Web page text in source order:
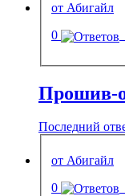
от Абигайл
0
Прошив-
Последний
от Абигайл
0